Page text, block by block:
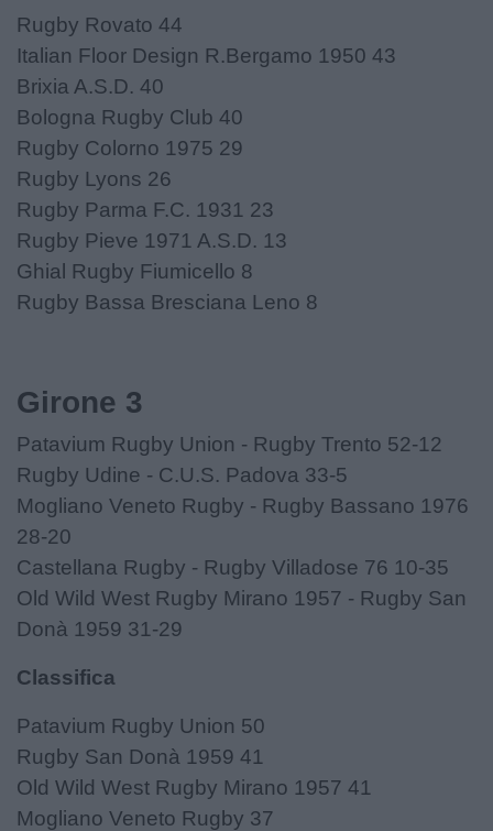
Rugby Rovato 44
Italian Floor Design R.Bergamo 1950 43
Brixia A.S.D. 40
Bologna Rugby Club 40
Rugby Colorno 1975 29
Rugby Lyons 26
Rugby Parma F.C. 1931 23
Rugby Pieve 1971 A.S.D. 13
Ghial Rugby Fiumicello 8
Rugby Bassa Bresciana Leno 8
Girone 3
Patavium Rugby Union - Rugby Trento 52-12
Rugby Udine - C.U.S. Padova 33-5
Mogliano Veneto Rugby - Rugby Bassano 1976
28-20
Castellana Rugby - Rugby Villadose 76 10-35
Old Wild West Rugby Mirano 1957 - Rugby San
Donà 1959 31-29
Classifica
Patavium Rugby Union 50
Rugby San Donà 1959 41
Old Wild West Rugby Mirano 1957 41
Mogliano Veneto Rugby 37